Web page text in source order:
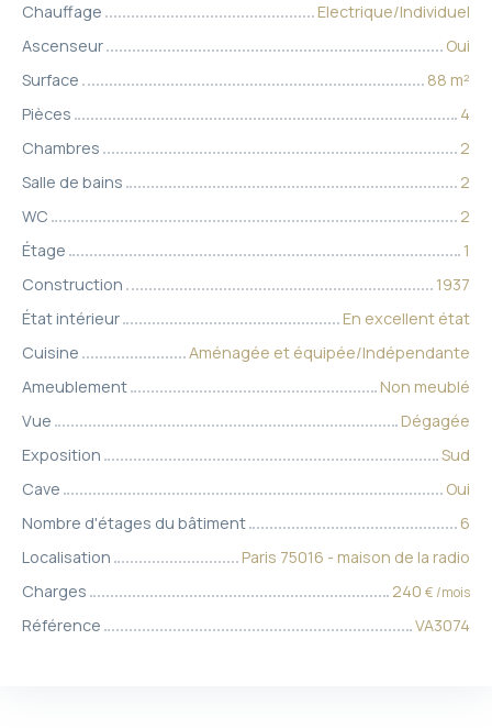
Chauffage
Electrique/Individuel
Ascenseur
Oui
Surface
88 m²
Pièces
4
Chambres
2
Salle de bains
2
WC
2
Étage
1
Construction
1937
État intérieur
En excellent état
Cuisine
Aménagée et équipée/Indépendante
Ameublement
Non meublé
Vue
Dégagée
Exposition
Sud
Cave
Oui
Nombre d'étages du bâtiment
6
Localisation
Paris 75016 - maison de la radio
Charges
240 € /mois
Référence VA3074